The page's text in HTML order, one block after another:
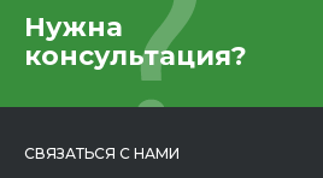
Нужна
консультация?
СВЯЗАТЬСЯ С НАМИ